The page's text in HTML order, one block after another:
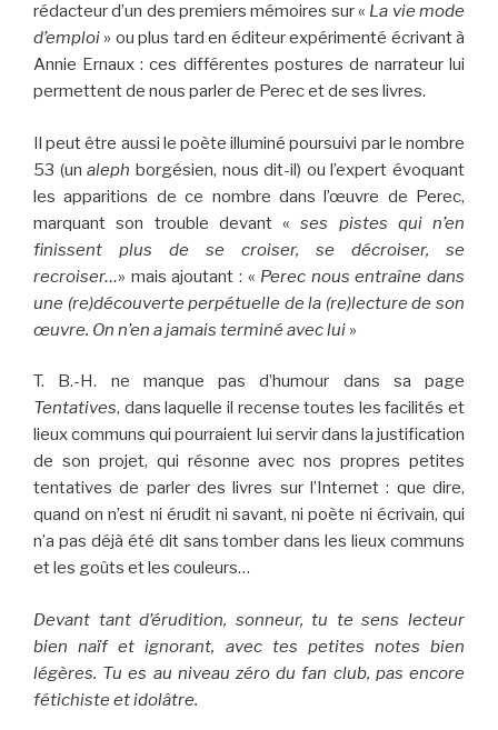
rédacteur d’un des premiers mémoires sur « La vie mode
d’emploi » ou plus tard en éditeur expérimenté écrivant à
Annie Ernaux : ces différentes postures de narrateur lui
permettent de nous parler de Perec et de ses livres.
Il peut être aussi le poète illuminé poursuivi par le nombre
53 (unaleph borgésien, nous dit-il) ou l’expert évoquant
les apparitions de ce nombre dans l’œuvre de Perec,
marquant son trouble devant «ses pistes qui n’en
finissent plus de se croiser, se décroiser, se
recroiser…» mais ajoutant : « Perec nous entraîne dans
une (re)découverte perpétuelle de la (re)lecture de son
œuvre. On n’en a jamais terminé avec lui »
T. B.-H. ne manque pas d’humour dans sa page
Tentatives, dans laquelle il recense toutes les facilités et
lieux communs qui pourraient lui servir dans la justification
de son projet, qui résonne avec nos propres petites
tentatives de parler des livres sur l’Internet : que dire,
quand on n’est ni érudit ni savant, ni poète ni écrivain, qui
n’a pas déjà été dit sans tomber dans les lieux communs
et les goûts et les couleurs…
Devant tant d’érudition, sonneur, tu te sens lecteur
bien naïf et ignorant, avec tes petites notes bien
légères. Tu es au niveau zéro du fan club, pas encore
fétichiste et idolâtre.